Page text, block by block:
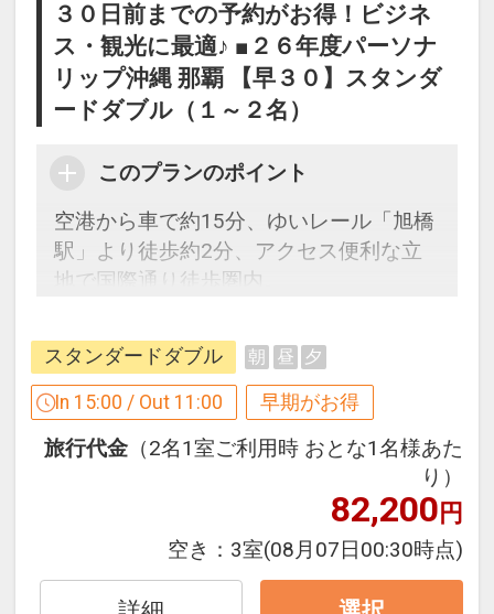
３０日前までの予約がお得！ビジネ
ス・観光に最適♪ ■２６年度パーソナ
リップ沖縄 那覇 【早３０】スタンダ
ードダブル（１～２名）
このプランのポイント
空港から車で約15分、ゆいレール「旭橋
駅」より徒歩約2分、アクセス便利な立
地で国際通り徒歩圏内。
早めのお申し込みがお得！【早３０】
早期予約限定！３０日前までのご予約が
※本プランは３０日前までの予約受付で
す。２９日前以降の人数変更、おとな・
こどもの内訳変更はできません。
ここがポイント！
●お部屋にミネラルウォーターをご用意
スタンダードダブル 朝 昼 夕
In 15:00 / Out 11:00 早期がお得
旅行代金 （2名1室ご利用時 おとな1名様あた
り）
82,200円
空き： 3室(08月07日00:30時点)